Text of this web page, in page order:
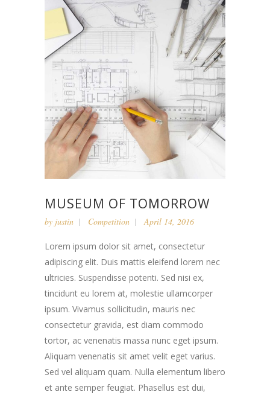
MUSEUM OF TOMORROW
by justin Competition April 14, 2016
Lorem ipsum dolor sit amet, consectetur
adipiscing elit. Duis mattis eleifend lorem nec
ultricies. Suspendisse potenti. Sed nisi ex,
tincidunt eu lorem at, molestie ullamcorper
ipsum. Vivamus sollicitudin, mauris nec
consectetur gravida, est diam commodo
tortor, ac venenatis massa nunc eget ipsum.
Aliquam venenatis sit amet velit eget varius.
Sed vel aliquam quam. Nulla elementum libero
et ante semper feugiat. Phasellus est dui,